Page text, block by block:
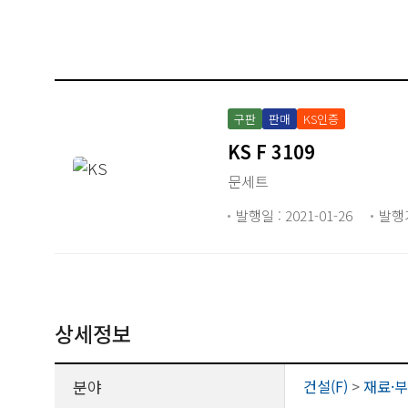
구판 판매 KS인증
KS F 3109
문세트
발행일 : 2021-01-26 발
상세정보
분야 건설(F) >재료·